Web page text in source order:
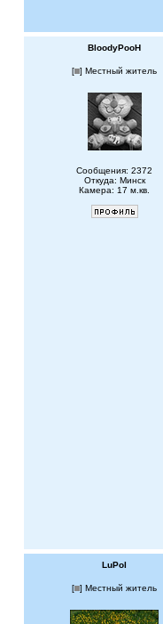
BloodyPooH
[ ] Местный житель
Сообщения: 2372
Откуда: Минск
Камера: 17 м.кв.
LuPol
[ ] Местный житель